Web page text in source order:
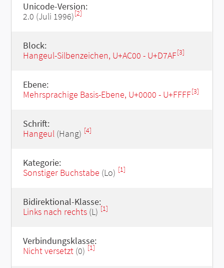
Unicode-Version:
2.0 (Juli 1996)[2]
Block:
Hangeul-Silbenzeichen, U+AC00 - U+D7AF[3]
Ebene:
Mehrsprachige Basis-Ebene, U+0000 - U+FFFF[3]
Schrift:
Hangeul(Hang) [4]
Kategorie:
Sonstiger Buchstabe (Lo) [1]
Bidirektional-Klasse:
Links nach rechts(L) [1]
Verbindungsklasse:
Nicht versetzt(0) [1]